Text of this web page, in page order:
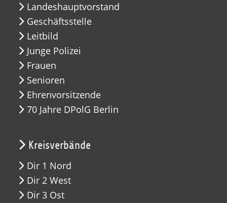
Landeshauptvorstand
Geschäftsstelle
Leitbild
Junge Polizei
Frauen
Senioren
Ehrenvorsitzende
70 Jahre DPolG Berlin
Kreisverbände
Dir 1 Nord
Dir 2 West
Dir 3 Ost